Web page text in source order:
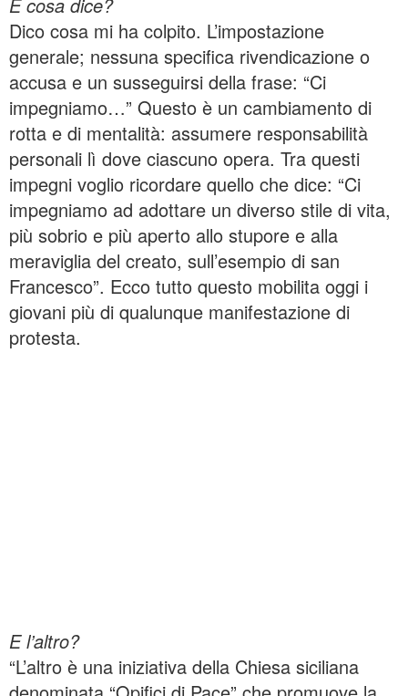
Dico cosa mi ha colpito. L’impostazione
generale; nessuna specifica rivendicazione o
accusa e un susseguirsi della frase: “Ci
impegniamo…” Questo è un cambiamento di
rotta e di mentalità: assumere responsabilità
personali lì dove ciascuno opera. Tra questi
impegni voglio ricordare quello che dice: “Ci
impegniamo ad adottare un diverso stile di vita,
più sobrio e più aperto allo stupore e alla
meraviglia del creato, sull’esempio di san
Francesco”. Ecco tutto questo mobilita oggi i
giovani più di qualunque manifestazione di
protesta.
E l’altro?
“L’altro è una iniziativa della Chiesa siciliana